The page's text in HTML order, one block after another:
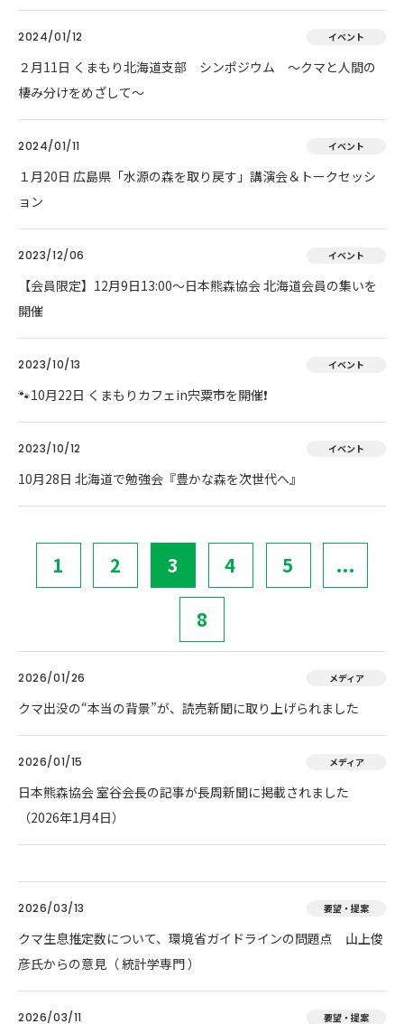
2024/01/12 イベント
２月11日 くまもり北海道支部 シンポジウム ～クマと人間の
棲み分けをめざして～
2024/01/11 イベント
１月20日 広島県「水源の森を取り戻す」講演会＆トークセッシ
ョン
2023/12/06 イベント
【会員限定】12月9日13:00～日本熊森協会 北海道会員の集いを
開催
2023/10/13 イベント
🐾10月22日 くまもりカフェin宍粟市を開催❗
2023/10/12 イベント
10月28日 北海道で勉強会『豊かな森を次世代へ』
1 2 3 4 5 ...
8
2026/01/26 メディア
クマ出没の“本当の背景”が、読売新聞に取り上げられました
2026/01/15 メディア
日本熊森協会 室谷会長の記事が長周新聞に掲載されました
（2026年1月4日）
2026/03/13 要望・提案
クマ生息推定数について、環境省ガイドラインの問題点 山上俊
彦氏からの意見（ 統計学専門 ）
2026/03/11 要望・提案